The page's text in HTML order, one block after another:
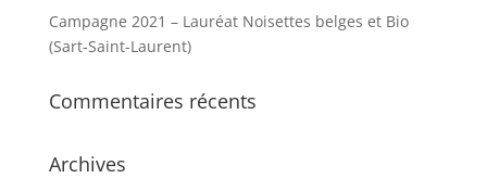
Campagne 2021 – Lauréat Noisettes belges et Bio
(Sart-Saint-Laurent)
Commentaires récents
Archives